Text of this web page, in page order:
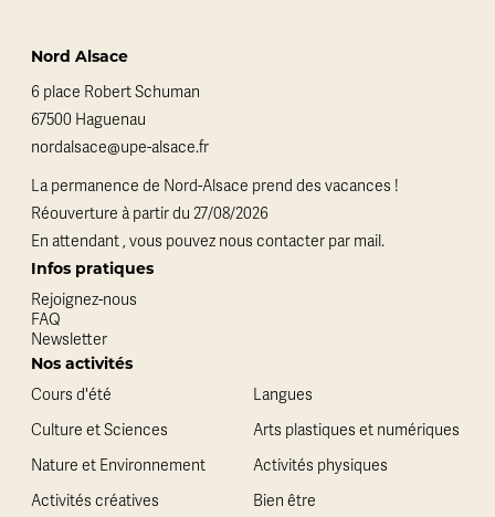
Nord Alsace
6 place Robert Schuman
67500 Haguenau
nordalsace@upe-alsace.fr
La permanence de Nord-Alsace prend des vacances !
Réouverture à partir du 27/08/2026
En attendant , vous pouvez nous contacter par mail.
Infos pratiques
Rejoignez-nous
FAQ
Newsletter
Nos activités
Cours d'été
Langues
Culture et Sciences
Arts plastiques et numériques
Nature et Environnement
Activités physiques
Activités créatives
Bien être